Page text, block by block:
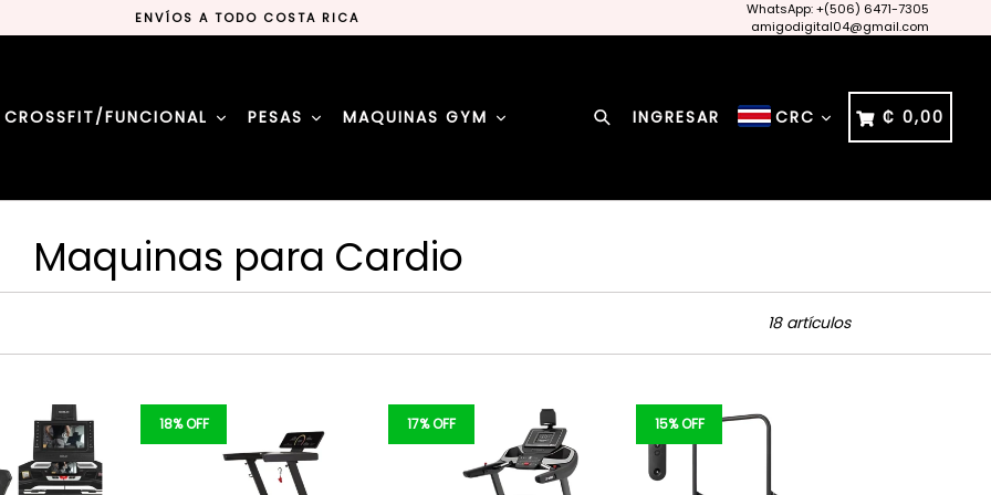
ENVÍOS A TODO COSTA RICA
#MMAEQUIPAMIENTOSCR
LA MEJOR TIENDA DE DEPORTES
WhatsApp: +(506) 6471-7305
amigodigital04@gmail.com
CROSSFIT/FUNCIONAL PESAS MAQUINAS GYM Buscar
INGRESAR CRC CARRITO
CARRITO
₡ 0,00
Maquinas para Cardio
18 artículos
18% OFF 17% OFF 15% OFF